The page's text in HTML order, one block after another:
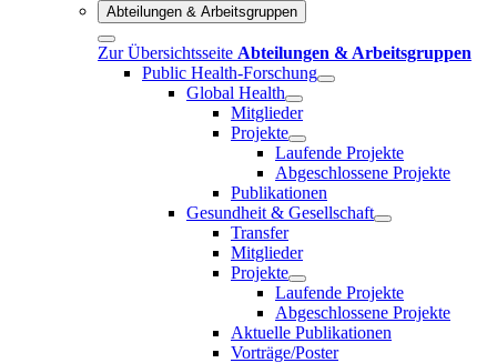
Abteilungen & Arbeitsgruppen
Zur Übersichtsseite Abteilungen & Arbeitsgruppen
Public Health-Forschung
Global Health
Mitglieder
Projekte
Laufende Projekte
Abgeschlossene Projekte
Publikationen
Gesundheit & Gesellschaft
Transfer
Mitglieder
Projekte
Laufende Projekte
Abgeschlossene Projekte
Aktuelle Publikationen
Vorträge/Poster